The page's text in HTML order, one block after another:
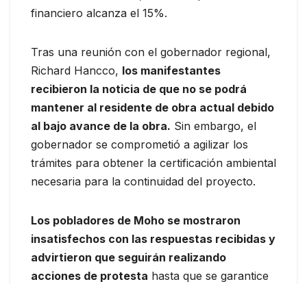
financiero alcanza el 15%.
Tras una reunión con el gobernador regional,
Richard Hancco, los manifestantes
recibieron la noticia de que no se podrá
mantener al residente de obra actual debido
al bajo avance de la obra. Sin embargo, el
gobernador se comprometió a agilizar los
trámites para obtener la certificación ambiental
necesaria para la continuidad del proyecto.
Los pobladores de Moho se mostraron
insatisfechos con las respuestas recibidas y
advirtieron que seguirán realizando
acciones de protesta hasta que se garantice